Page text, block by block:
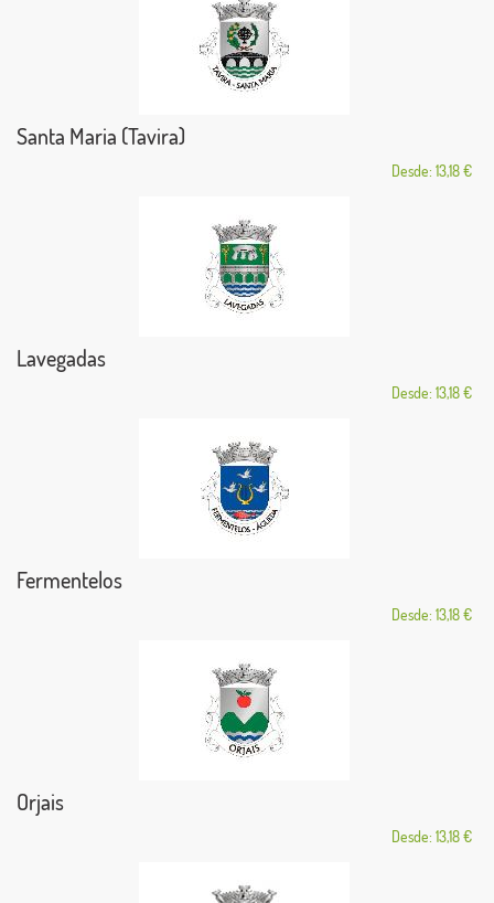
Santa Maria (Tavira)
Desde: 13,18 €
Lavegadas
Desde: 13,18 €
Fermentelos
Desde: 13,18 €
Orjais
Desde: 13,18 €